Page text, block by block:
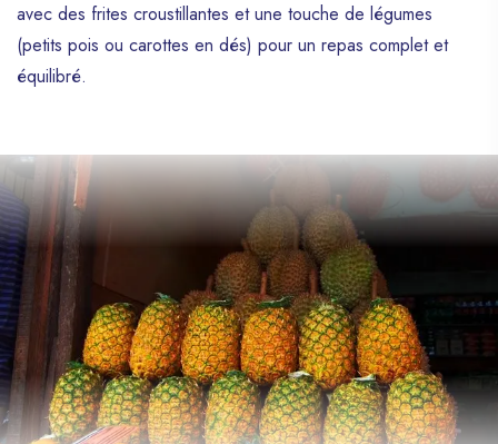
avec des frites croustillantes et une touche de légumes
(petits pois ou carottes en dés) pour un repas complet et
équilibré.